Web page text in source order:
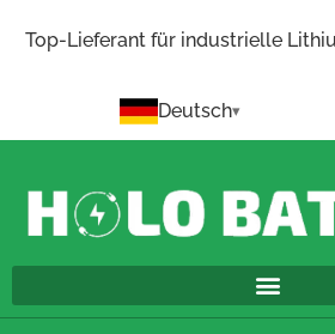
Top-Lieferant für industrielle
Deutsch